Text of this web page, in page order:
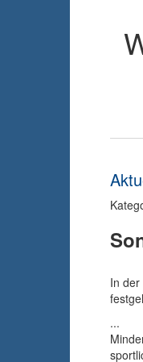
In
...